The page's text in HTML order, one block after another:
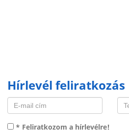
Hírlevél feliratkozás
* Feliratkozom a hírlevélre!